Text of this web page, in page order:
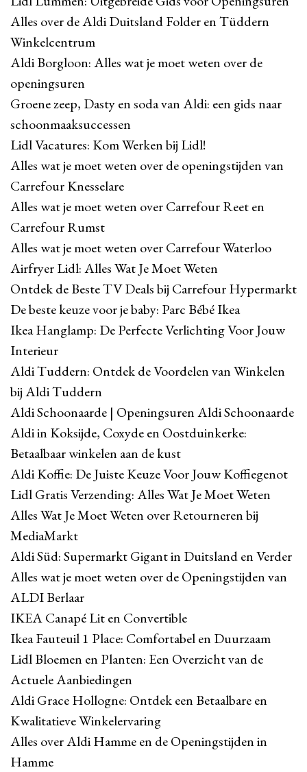
Alles over de Aldi Duitsland Folder en Tüddern
Winkelcentrum
Aldi Borgloon: Alles wat je moet weten over de
openingsuren
Groene zeep, Dasty en soda van Aldi: een gids naar
schoonmaaksuccessen
Lidl Vacatures: Kom Werken bij Lidl!
Alles wat je moet weten over de openingstijden van
Carrefour Knesselare
Alles wat je moet weten over Carrefour Reet en
Carrefour Rumst
Alles wat je moet weten over Carrefour Waterloo
Airfryer Lidl: Alles Wat Je Moet Weten
Ontdek de Beste TV Deals bij Carrefour Hypermarkt
De beste keuze voor je baby: Parc Bébé Ikea
Ikea Hanglamp: De Perfecte Verlichting Voor Jouw
Interieur
Aldi Tuddern: Ontdek de Voordelen van Winkelen
bij Aldi Tuddern
Aldi Schoonaarde | Openingsuren Aldi Schoonaarde
Aldi in Koksijde, Coxyde en Oostduinkerke:
Betaalbaar winkelen aan de kust
Aldi Koffie: De Juiste Keuze Voor Jouw Koffiegenot
Lidl Gratis Verzending: Alles Wat Je Moet Weten
Alles Wat Je Moet Weten over Retourneren bij
MediaMarkt
Aldi Süd: Supermarkt Gigant in Duitsland en Verder
Alles wat je moet weten over de Openingstijden van
ALDI Berlaar
IKEA Canapé Lit en Convertible
Ikea Fauteuil 1 Place: Comfortabel en Duurzaam
Lidl Bloemen en Planten: Een Overzicht van de
Actuele Aanbiedingen
Aldi Grace Hollogne: Ontdek een Betaalbare en
Kwalitatieve Winkelervaring
Alles over Aldi Hamme en de Openingstijden in
Hamme